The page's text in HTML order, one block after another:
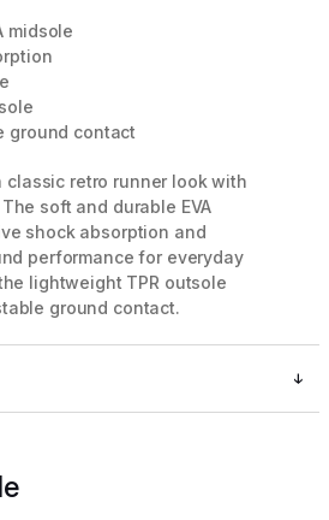
midsole
ground contact
classic retro runner look with
soft and durable EVA
shock absorption and
performance for everyday
lightweight TPR outsole
ground contact.